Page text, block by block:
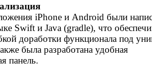
iPhone и Android были
Swift и Java (gradle), что
доработки функционала под
была разработана удобная
панель.